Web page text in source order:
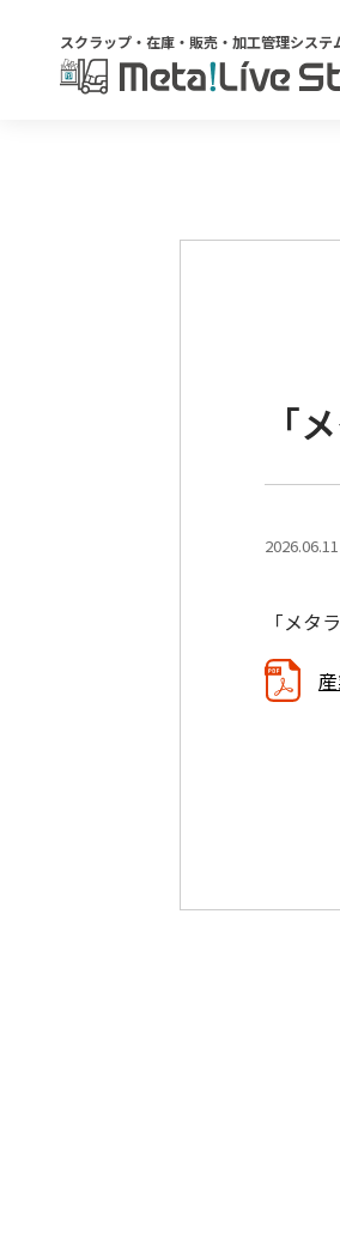
スクラップ・在庫・販売・加工管理システ
「
2026.06.11
「メタ